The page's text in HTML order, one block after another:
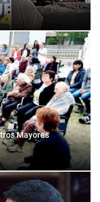
Mayores